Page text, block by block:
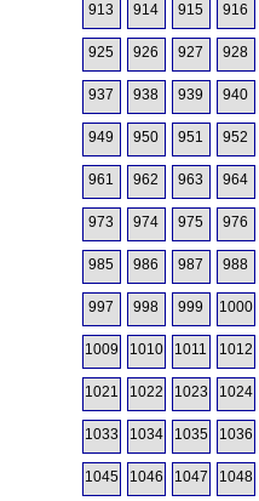
913 914 915 916
925 926 927 928
937 938 939 940
949 950 951 952
961 962 963 964
973 974 975 976
985 986 987 988
997 998 999 1000
1009 1010 1011 1012
1021 1022 1023 1024
1033 1034 1035 1036
1045 1046 1047 1048